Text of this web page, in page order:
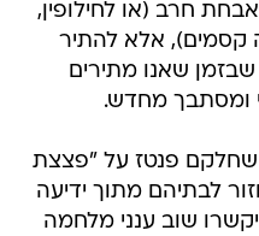
חרב (או לחילופין,
קסמים), אלא להתיר
שאנו מתירים
ומסתבך מחדש.
שחלקם פנטז על "פצצת
לבתיהם מתוך ידיעה
שוב ענני מלחמה